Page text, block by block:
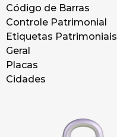
Código de Barras
Controle Patrimonial
Etiquetas Patrimoniais
Geral
Placas
Cidades